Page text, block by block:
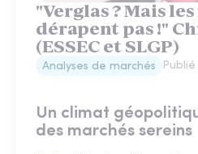
"Verglas ? Mais
dérapent pas !"
(ESSEC et SLGP)
Analyses de marchés Publié
Un climat
des marchés sereins